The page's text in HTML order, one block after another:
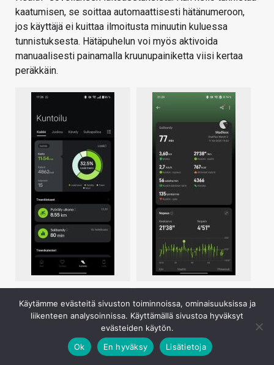
kaatumisen, se soittaa automaattisesti hätänumeroon,
jos käyttäjä ei kuittaa ilmoitusta minuutin kuluessa
tunnistuksesta. Hätäpuhelun voi myös aktivoida
manuaalisesti painamalla kruunupainiketta viisi kertaa
peräkkäin.
Käytämme evästeitä sivuston toiminnoissa, ominaisuuksissa ja
liikenteen analysoinnissa. Käyttämällä sivustoa hyväksyt
evästeiden käytön.
Ok
En hyväksy Lisätietoja